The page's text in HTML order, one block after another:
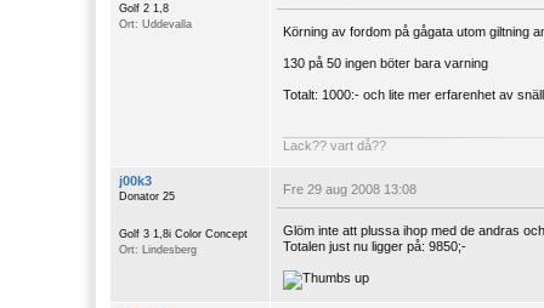
Golf 2 1,8
Ort: Uddevalla
Körning av fordom på gågata utom giltning
130 på 50 ingen böter bara varning
Totalt: 1000:- och lite mer erfarenhet av
Lack?? vart då??
j00k3
Donator 25
Golf 3 1,8i Color Concept
Ort: Lindesberg
Fre 29 aug 2008 13:08
Glöm inte att plussa ihop med de andras
Totalen just nu ligger på: 9850;-